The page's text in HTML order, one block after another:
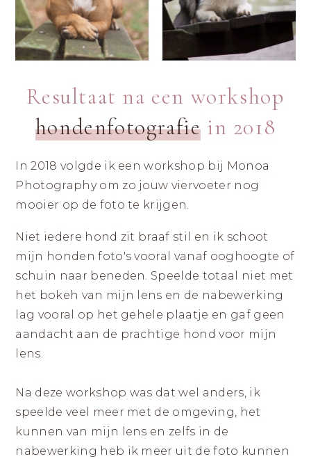
LANDGRAAF
ZICHTBAAR
DURVEN
ZIJN
Resultaat na een workshop
hondenfotografie in 2018
In 2018 volgde ik een workshop bij Monoa
Photography om zo jouw viervoeter nog
mooier op de foto te krijgen.
Niet iedere hond zit braaf stil en ik schoot
mijn honden foto's vooral vanaf ooghoogte of
schuin naar beneden. Speelde totaal niet met
het bokeh van mijn lens en de nabewerking
lag vooral op het gehele plaatje en gaf geen
aandacht aan de prachtige hond voor mijn
lens.
Na deze workshop was dat wel anders, ik
speelde veel meer met de omgeving, het
kunnen van mijn lens en zelfs in de
nabewerking heb ik meer uit de foto kunnen